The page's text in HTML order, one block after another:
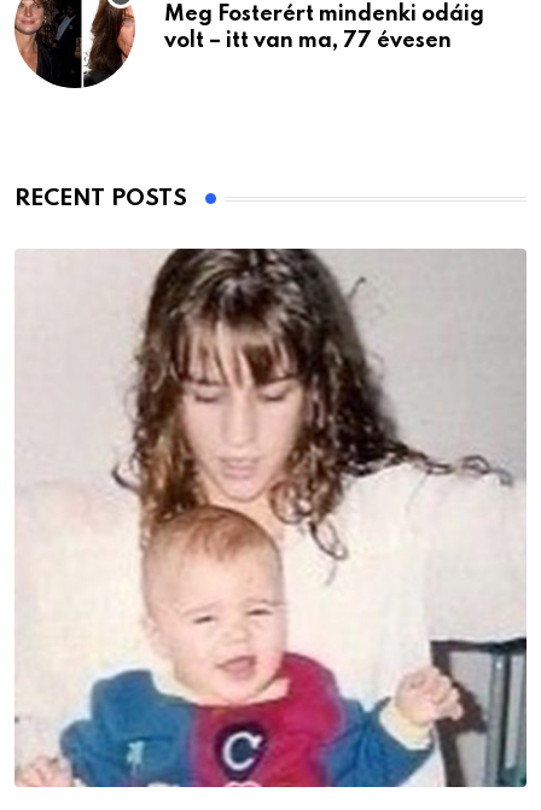
Meg Fosterért mindenki odáig
volt – itt van ma, 77 évesen
RECENT POSTS